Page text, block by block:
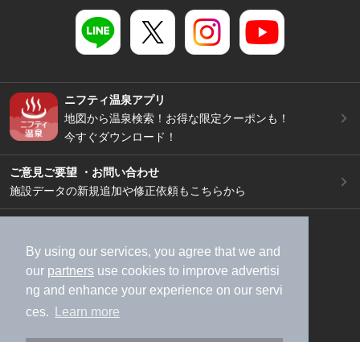
By using our services, you agree that we and
our partners use cookies to improve advertisi
ng and enhance your experience on our servi
ces.
Learn more
ニフティ温泉アプリ
地図から温泉検索！お得な限定クーポンも！
今すぐダウンロード！
ご意見ご要望 ・お問い合わせ
施設データの新規追加や修正依頼もこちらから
加盟店募集（資料請求）
広告出稿のご案内
利用規約
ライフスタイルMEMBERS+規約
特定商取引法に基づく表記
ヘルプ
採用情報
運営会社